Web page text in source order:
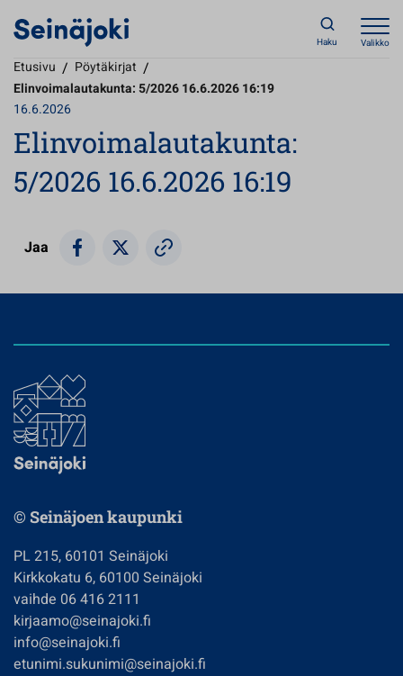
Haku Valikko
Etusivu / Pöytäkirjat /
Elinvoimalautakunta: 5/2026 16.6.2026 16:19
16.6.2026
Elinvoimalautakunta:
5/2026 16.6.2026 16:19
Jaa
© Seinäjoen kaupunki
PL 215, 60101 Seinäjoki
Kirkkokatu 6, 60100 Seinäjoki
vaihde 06 416 2111
kirjaamo@seinajoki.fi
info@seinajoki.fi
etunimi.sukunimi@seinajoki.fi